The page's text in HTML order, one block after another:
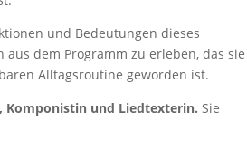
und Bedeutungen dieses
dem Programm zu erleben, das sie
Alltagsroutine geworden ist.
Komponistin und Liedtexterin. Sie